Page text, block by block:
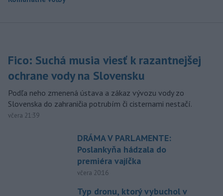
Fico: Suchá musia viesť k razantnejšej
ochrane vody na Slovensku
Podľa neho zmenená ústava a zákaz vývozu vody zo
Slovenska do zahraničia potrubím či cisternami nestačí.
včera 21:39
DRÁMA V PARLAMENTE:
Poslankyňa hádzala do
premiéra vajíčka
včera 20:16
Typ dronu, ktorý vybuchol v